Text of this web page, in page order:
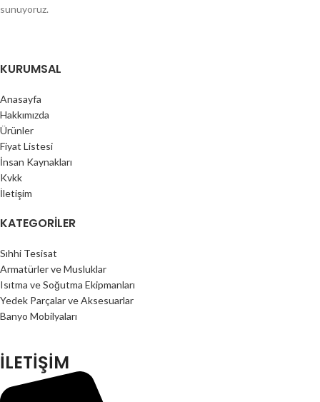
sunuyoruz.
KURUMSAL
Anasayfa
Hakkımızda
Ürünler
Fiyat Listesi
İnsan Kaynakları
Kvkk
İletişim
KATEGORILER
Sıhhi Tesisat
Armatürler ve Musluklar
Isıtma ve Soğutma Ekipmanları
Yedek Parçalar ve Aksesuarlar
Banyo Mobilyaları
İLETİŞİM